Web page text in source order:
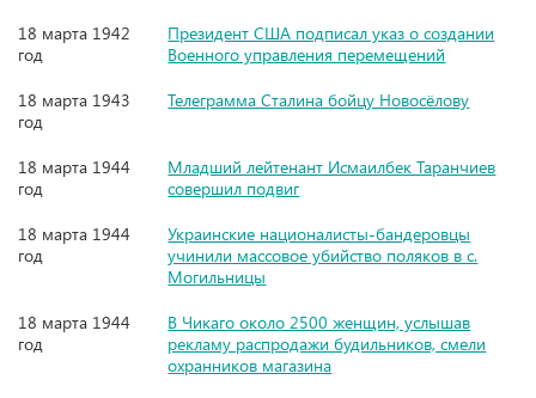
18 марта 1942
год
Президент США подписал указ о создании
Военного управления перемещений
18 марта 1943
год
Телеграмма Сталина бойцу Новосёлову
18 марта 1944
год
Младший лейтенант Исмаилбек Таранчиев
совершил подвиг
18 марта 1944
год
Украинские националисты-бандеровцы
учинили массовое убийство поляков в с.
Могильницы
18 марта 1944
год
В Чикаго около 2500 женщин, услышав
рекламу распродажи будильников, смели
охранников магазина